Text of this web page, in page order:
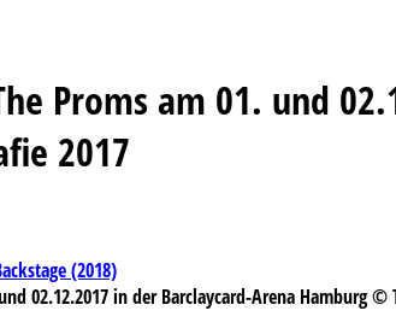
Proms am 01. und
2017
(2018)
02.12.2017 in der Barclaycard-Arena Hamburg